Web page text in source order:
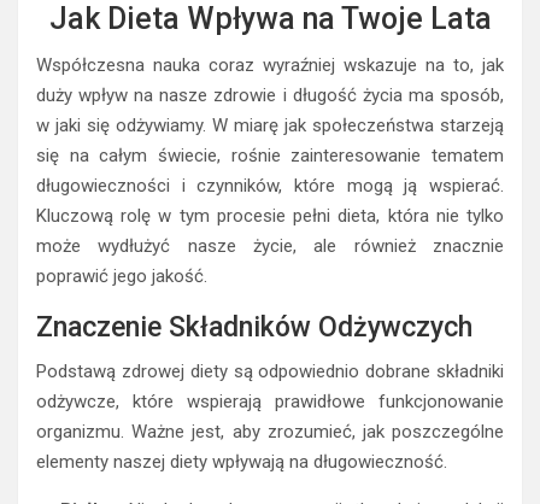
Jak Dieta Wpływa na Twoje Lata
Współczesna nauka coraz wyraźniej wskazuje na to, jak
duży wpływ na nasze zdrowie i długość życia ma sposób,
w jaki się odżywiamy. W miarę jak społeczeństwa starzeją
się na całym świecie, rośnie zainteresowanie tematem
długowieczności i czynników, które mogą ją wspierać.
Kluczową rolę w tym procesie pełni dieta, która nie tylko
może wydłużyć nasze życie, ale również znacznie
poprawić jego jakość.
Znaczenie Składników Odżywczych
Podstawą zdrowej diety są odpowiednio dobrane składniki
odżywcze, które wspierają prawidłowe funkcjonowanie
organizmu. Ważne jest, aby zrozumieć, jak poszczególne
elementy naszej diety wpływają na długowieczność.